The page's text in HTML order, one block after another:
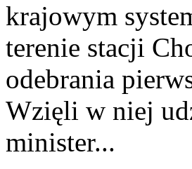
krajowym
terenie stacji
odebrania
Wzięli w niej
minister...